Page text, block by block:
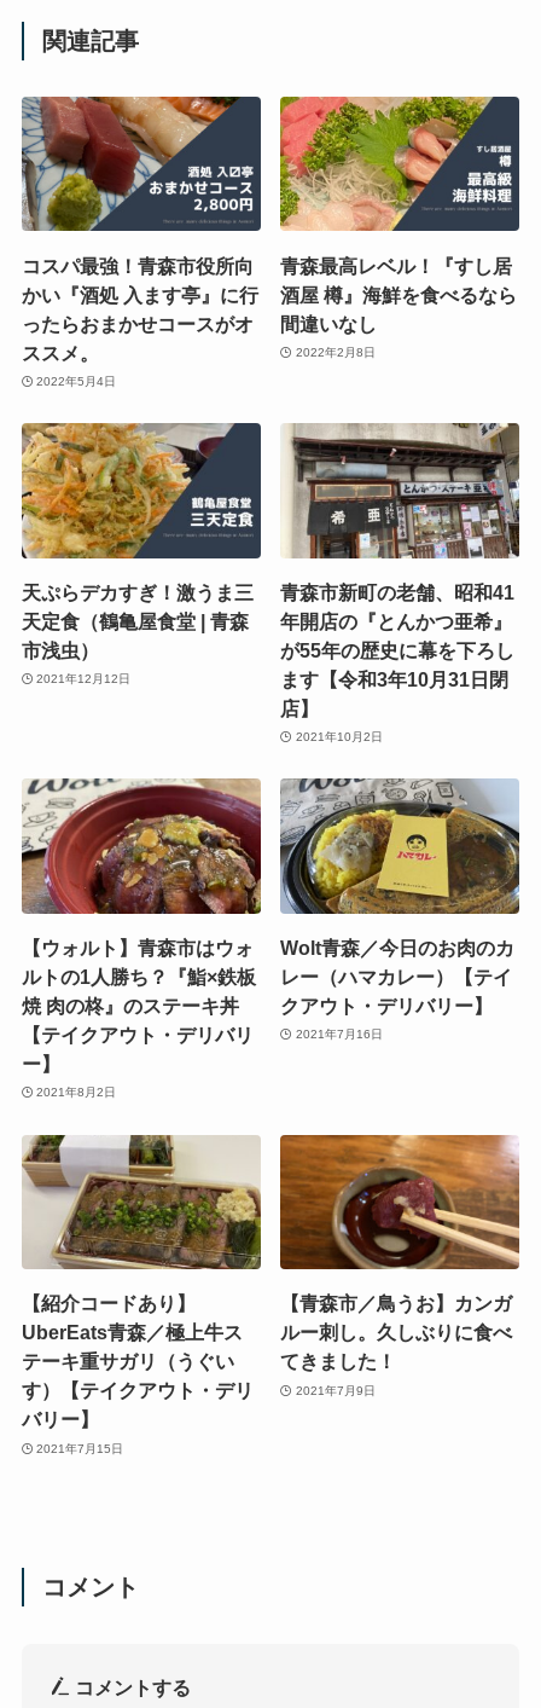
関連記事
コスパ最強！青森市役所向
かい『酒処 入ます亭』に行
ったらおまかせコースがオ
ススメ。
2022年5月4日
青森最高レベル！『すし居
酒屋 樽』海鮮を食べるなら
間違いなし
2022年2月8日
天ぷらデカすぎ！激うま三
天定食（鶴亀屋食堂 | 青森
市浅虫）
2021年12月12日
青森市新町の老舗、昭和41
年開店の『とんかつ亜希』
が55年の歴史に幕を下ろし
ます【令和3年10月31日閉
店】
2021年10月2日
【ウォルト】青森市はウォ
ルトの1人勝ち？『鮨×鉄板
焼 肉の柊』のステーキ丼
【テイクアウト・デリバリ
ー】
2021年8月2日
Wolt青森／今日のお肉のカ
レー（ハマカレー）【テイ
クアウト・デリバリー】
2021年7月16日
【紹介コードあり】
UberEats青森／極上牛ス
テーキ重サガリ（うぐい
す）【テイクアウト・デリ
バリー】
2021年7月15日
【青森市／鳥うお】カンガ
ルー刺し。久しぶりに食べ
てきました！
2021年7月9日
コメント
コメントする